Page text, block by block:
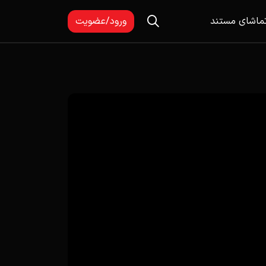
مستند ورود/عضویت